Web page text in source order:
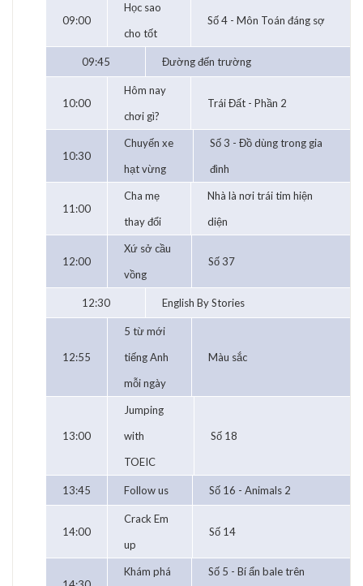
09:00
Học sao
cho tốt
Số 4 - Môn Toán đáng sợ
09:45 Đường đến trường
10:00
Hôm nay
chơi gì?
Trái Đất - Phần 2
10:30
Chuyến xe
hạt vừng
Số 3 - Đồ dùng trong gia
đình
11:00
Cha mẹ
thay đổi
Nhà là nơi trái tim hiện
diện
12:00
Xứ sở cầu
vồng
Số 37
12:30 English By Stories
12:55
5 từ mới
tiếng Anh
mỗi ngày
Màu sắc
13:00
Jumping
with
TOEIC
Số 18
13:45 Follow us Số 16 - Animals 2
14:00
Crack Em
up
Số 14
Khám phá Số 5 - Bí ẩn bale trên